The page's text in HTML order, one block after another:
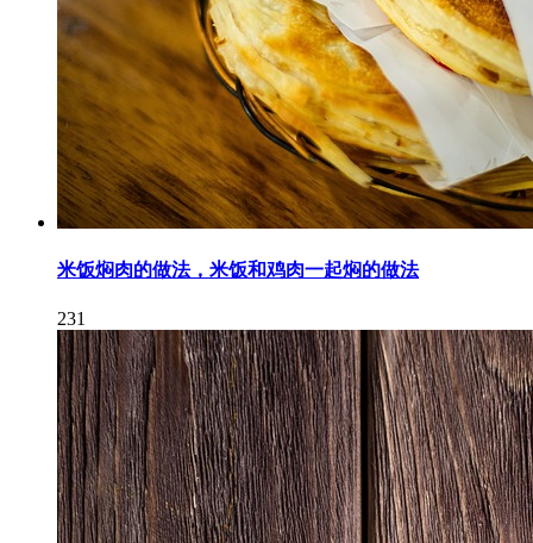
米饭焖肉的做法，米饭和鸡肉一起焖的做法
231